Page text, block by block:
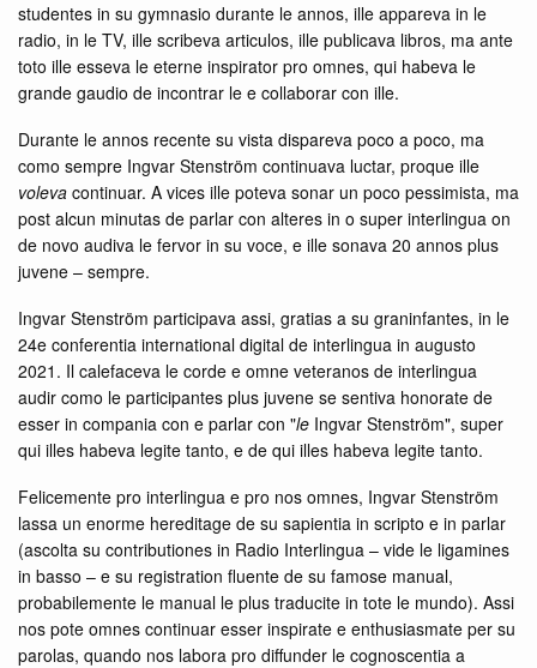
studentes in su gymnasio durante le annos, ille appareva in le
radio, in le TV, ille scribeva articulos, ille publicava libros, ma ante
toto ille esseva le eterne inspirator pro omnes, qui habeva le
grande gaudio de incontrar le e collaborar con ille.
Durante le annos recente su vista dispareva poco a poco, ma
como sempre Ingvar Stenström continuava luctar, proque ille
voleva continuar. A vices ille poteva sonar un poco pessimista, ma
post alcun minutas de parlar con alteres in o super interlingua on
de novo audiva le fervor in su voce, e ille sonava 20 annos plus
juvene – sempre.
Ingvar Stenström participava assi, gratias a su graninfantes, in le
24e conferentia international digital de interlingua in augusto
2021. Il calefaceva le corde e omne veteranos de interlingua
audir como le participantes plus juvene se sentiva honorate de
esser in compania con e parlar con "le Ingvar Stenström", super
qui illes habeva legite tanto, e de qui illes habeva legite tanto.
Felicemente pro interlingua e pro nos omnes, Ingvar Stenström
lassa un enorme hereditage de su sapientia in scripto e in parlar
(ascolta su contributiones in Radio Interlingua – vide le ligamines
in basso – e su registration fluente de su famose manual,
probabilemente le manual le plus traducite in tote le mundo). Assi
nos pote omnes continuar esser inspirate e enthusiasmate per su
parolas, quando nos labora pro diffunder le cognoscentia a